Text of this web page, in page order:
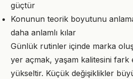
güçtür
Konunun teorik boyutunu
daha anlamlı kılar
Günlük rutinler içinde marka
yer açmak, yaşam kalitesini fark
yükseltir. Küçük değişiklikler